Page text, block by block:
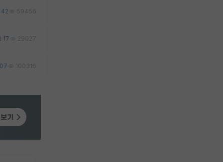
42 59456
17 29027
100316